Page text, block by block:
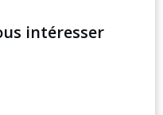
intéresser